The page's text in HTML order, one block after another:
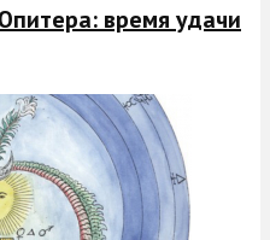
время удачи